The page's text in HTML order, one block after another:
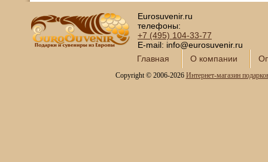
Eurosuvenir.ru
телефоны:
+7 (495) 104-33-77
E-mail: info@eurosuvenir.ru
Главная
О компании
Copyright © 2006-2026 Интернет-магазин